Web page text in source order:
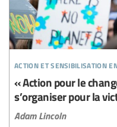
action et sensibilisation
« Action pour le
s’organiser pour la
Adam Lincoln